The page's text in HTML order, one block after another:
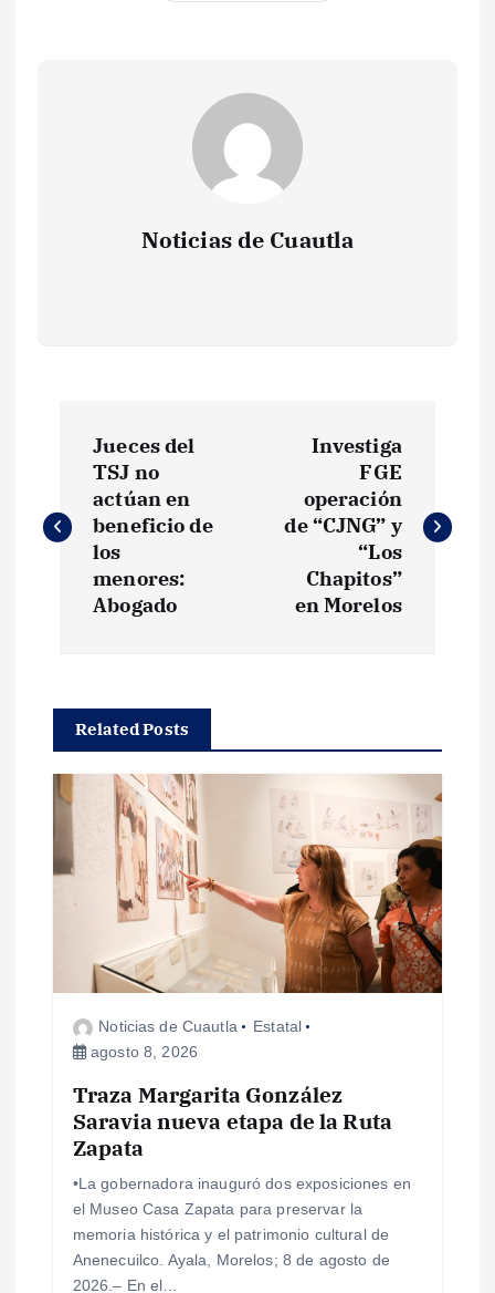
Noticias de Cuautla
v
a
c
ó
Jueces del
TSJ no
actúan en
beneficio de
los
menores:
Abogado
Investiga
FGE
operación
de “CJNG” y
“Los
Chapitos”
en Morelos
Related Posts
Noticias de Cuautla
Estatal
agosto 8, 2026
Traza Margarita González
Saravia nueva etapa de la Ruta
Zapata
•La gobernadora inauguró dos exposiciones en
el Museo Casa Zapata para preservar la
memoria histórica y el patrimonio cultural de
Anenecuilco. Ayala, Morelos; 8 de agosto de
2026.– En el…